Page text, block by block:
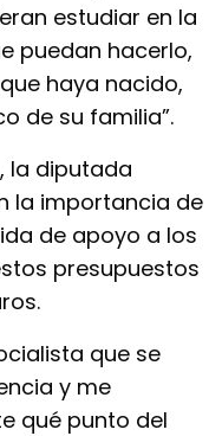
estudiar en la
puedan hacerlo,
haya nacido,
de su familia”.
la diputada
la importancia de
de apoyo a los
presupuestos
que se
y me
qué punto del